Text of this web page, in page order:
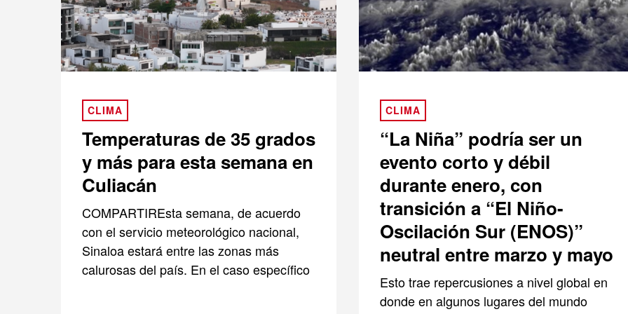
CLIMA
Temperaturas de 35 grados
y más para esta semana en
Culiacán
COMPARTIREsta semana, de acuerdo
con el servicio meteorológico nacional,
Sinaloa estará entre las zonas más
calurosas del país. En el caso específico
CLIMA
“La Niña” podría ser un
evento corto y débil
durante enero, con
transición a “El Niño-
Oscilación Sur (ENOS)”
neutral entre marzo y mayo
Esto trae repercusiones a nivel global en
donde en algunos lugares del mundo